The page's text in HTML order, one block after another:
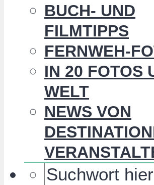
BUCH- UND
FILMTIPPS
FERNWEH-
IN 20 FOTOS
WELT
NEWS VON